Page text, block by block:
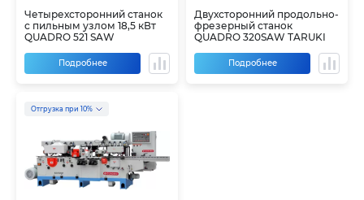
Четырехсторонний станок
с пильным узлом 18,5 кВт
QUADRO 521 SAW
Подробнее
Двухсторонний продольно-
фрезерный станок
QUADRO 320SAW TARUKI
Подробнее
Отгрузка при 10%